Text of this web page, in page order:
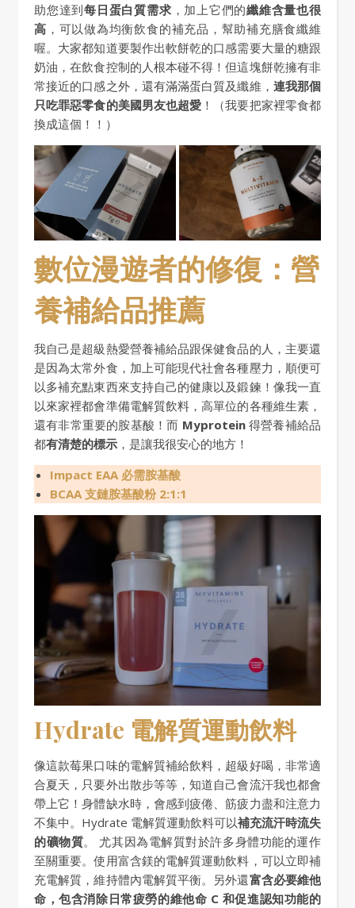
助您達到每日蛋白質需求 ，加上它們的纖維含量也很
高 ，可以做為均衡飲食的補充品，幫助補充膳食纖維
喔。大家都知道要製作出軟餅乾的口感需要大量的糖跟
奶油，在飲食控制的人根本碰不得！但這塊餅乾擁有非
常接近的口感之外，還有滿滿蛋白質及纖維， 連我那個
只吃罪惡零食的美國男友也超愛 ！（我要把家裡零食都
換成這個！！）
數位漫遊者的修復：營
養補給品推薦
我自己是超級熱愛營養補給品跟保健食品的人，主要還
是因為太常外食，加上可能現代社會各種壓力，順便可
以多補充點東西來支持自己的健康以及鍛鍊！像我一直
以來家裡都會準備電解質飲料，高單位的各種維生素，
還有非常重要的胺基酸！而 Myprotein得營養補給品
都有清楚的標示 ，是讓我很安心的地方！
Impact EAA 必需胺基酸
BCAA 支鏈胺基酸粉 2:1:1
Hydrate 電解質運動飲料
像這款莓果口味的電解質補給飲料，超級好喝，非常適
合夏天，只要外出散步等等，知道自己會流汗我也都會
帶上它！身體缺水時，會感到疲倦、筋疲力盡和注意力
不集中。Hydrate 電解質運動飲料可以補充流汗時流失
的礦物質。 尤其因為電解質對於許多身體功能的運作
至關重要。使用富含鎂的電解質運動飲料，可以立即補
充電解質，維持體內電解質平衡。另外還富含必要維他
命，包含消除日常疲勞的維他命 C 和促進認知功能的